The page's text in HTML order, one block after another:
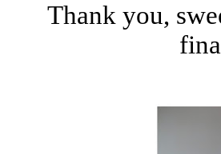
Thank you,